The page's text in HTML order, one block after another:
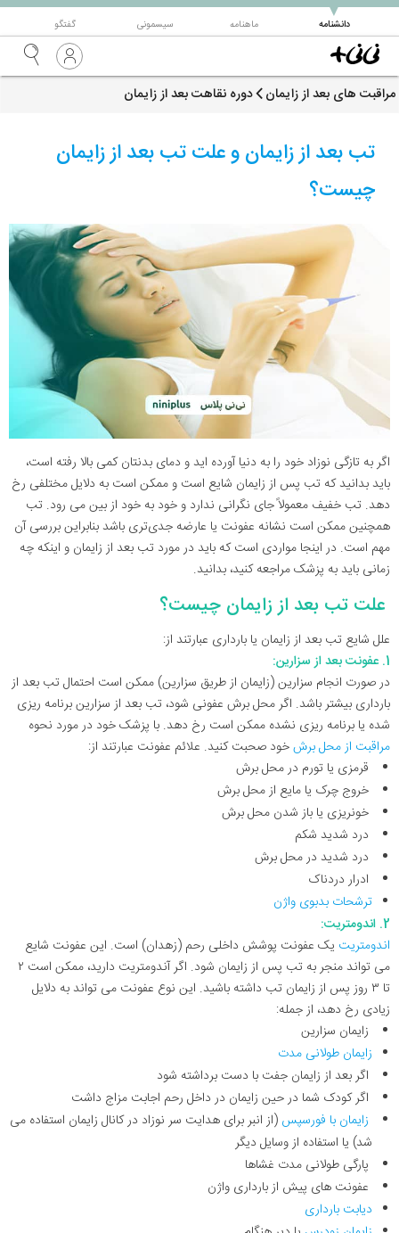
دانشنامه
▼ ماهنامه سیسمونی گفتگو
مراقبت های بعد از زایمان دوره نقاهت بعد از زایمان
تب بعد از زایمان و علت تب بعد از زایمان
چیست؟
اگر به تازگی نوزاد خود را به دنیا آورده اید و دمای بدنتان کمی بالا رفته است،
باید بدانید که تب پس از زایمان شایع است و ممکن است به دلایل مختلفی رخ
دهد. تب خفیف معمولاً جای نگرانی ندارد و خود به خود از بین می رود. تب
همچنین ممکن است نشانه عفونت یا عارضه جدی‌تری باشد بنابراین بررسی آن
مهم است. در اینجا مواردی است که باید در مورد تب بعد از زایمان و اینکه چه
زمانی باید به پزشک مراجعه کنید، بدانید.
علت تب بعد از زایمان چیست؟
علل شایع تب بعد از زایمان یا بارداری عبارتند از:
1. عفونت بعد از سزارین:
در صورت انجام سزارین (زایمان از طریق سزارین) ممکن است احتمال تب بعد از
بارداری بیشتر باشد. اگر محل برش عفونی شود، تب بعد از سزارین برنامه ریزی
شده یا برنامه ریزی نشده ممکن است رخ دهد. با پزشک خود در مورد نحوه
مراقبت از محل برشخود صحبت کنید. علائم عفونت عبارتند از:
قرمزی یا تورم در محل برش
خروج چرک یا مایع از محل برش
خونریزی یا باز شدن محل برش
درد شدید شکم
درد شدید در محل برش
ادرار دردناک
ترشحات بدبوی واژن
2. اندومتریت:
اندومتریت یک عفونت پوشش داخلی رحم (زهدان) است. این عفونت شایع
می تواند منجر به تب پس از زایمان شود. اگر آندومتریت دارید، ممکن است ۲
تا ۳ روز پس از زایمان تب داشته باشید. این نوع عفونت می تواند به دلایل
زیادی رخ دهد، از جمله:
زایمان سزارین
زایمان طولانی مدت
اگر بعد از زایمان جفت با دست برداشته شود
اگر کودک شما در حین زایمان در داخل رحم اجابت مزاج داشت
زایمان با فورسپس (از انبر برای هدایت سر نوزاد در کانال زایمان استفاده می
شد) یا استفاده از وسایل دیگر
پارگی طولانی مدت غشاها
عفونت های پیش از بارداری واژن
دیابت بارداری